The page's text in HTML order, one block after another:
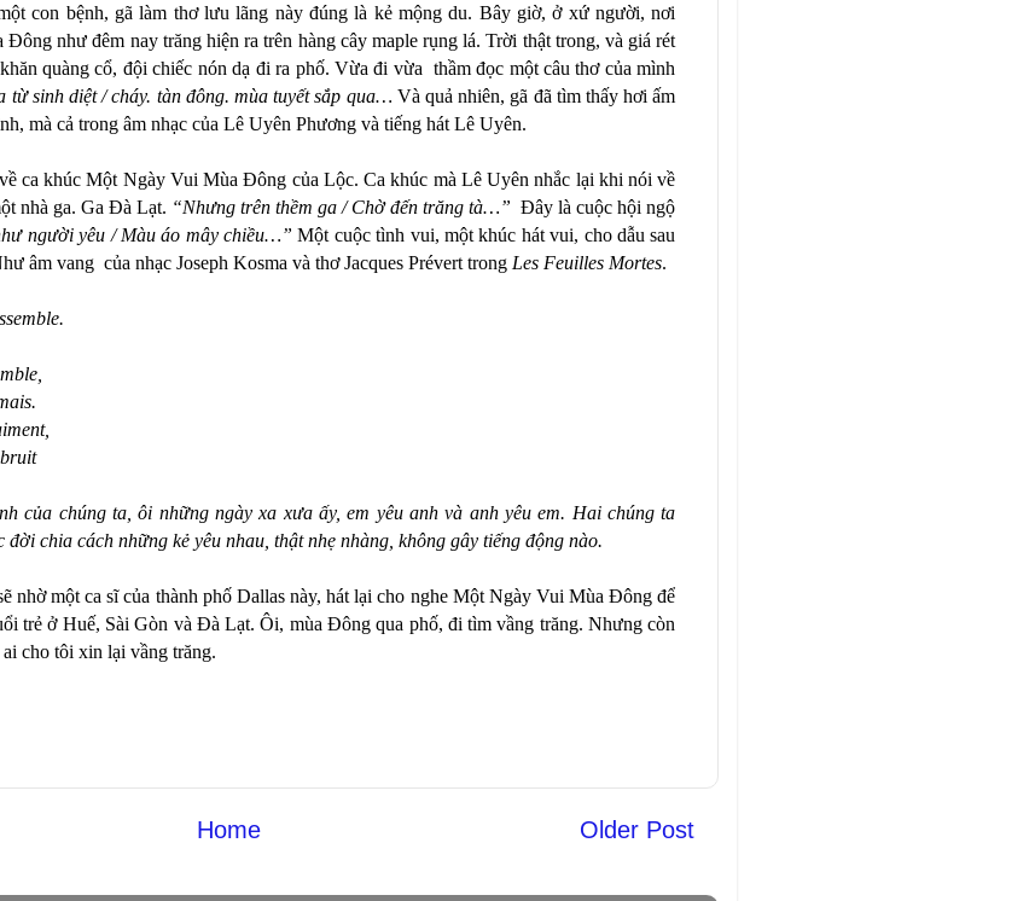
con bệnh, gã làm thơ lưu lãng này đúng là kẻ mộng du. Bây giờ, ở xứ người, nơi
Đông như đêm nay trăng hiện ra trên hàng cây maple rụng lá. Trời thật trong, và giá rét
quàng cổ, đội chiếc nón dạ đi ra phố. Vừa đi vừa thầm đọc một câu thơ của mình
từ sinh diệt / cháy. tàn đông. mùa tuyết sắp qua… Và quả nhiên, gã đã tìm thấy hơi ấm
mà cả trong âm nhạc của Lê Uyên Phương và tiếng hát Lê Uyên.
ca khúc Một Ngày Vui Mùa Đông của Lộc. Ca khúc mà Lê Uyên nhắc lại khi nói về
nhà ga. Ga Đà Lạt. “Nhưng trên thềm ga / Chờ đến trăng tà…” Đây là cuộc hội ngộ
người yêu / Màu áo mây chiều…” Một cuộc tình vui, một khúc hát vui, cho dẫu sau
âm vang của nhạc Joseph Kosma và thơ Jacques Prévert trong Les Feuilles Mortes.
của chúng ta, ôi những ngày xa xưa ấy, em yêu anh và anh yêu em. Hai chúng ta
chia cách những kẻ yêu nhau, thật nhẹ nhàng, không gây tiếng động nào.
nhờ một ca sĩ của thành phố Dallas này, hát lại cho nghe Một Ngày Vui Mùa Đông để
trẻ ở Huế, Sài Gòn và Đà Lạt. Ôi, mùa Đông qua phố, đi tìm vầng trăng. Nhưng còn
cho tôi xin lại vầng trăng.
Older Post
Home